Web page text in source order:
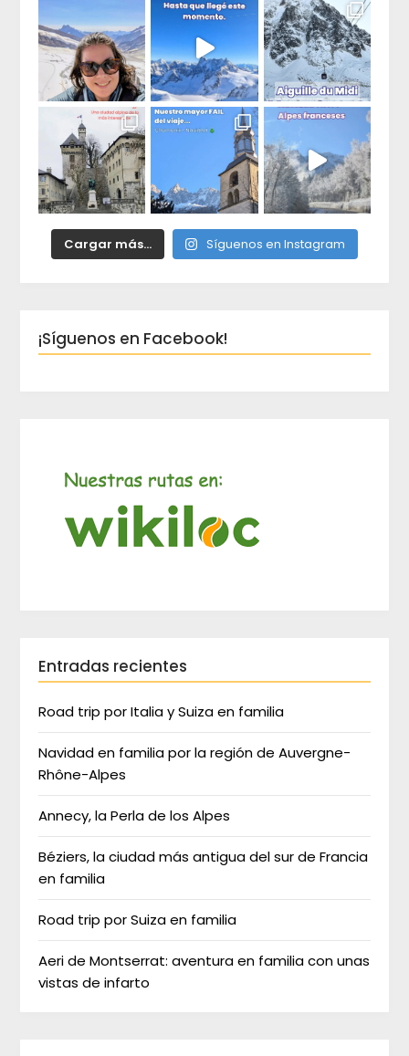
Cargar más... Síguenos en Instagram
¡Síguenos en Facebook!
Entradas recientes
Road trip por Italia y Suiza en familia
Navidad en familia por la región de Auvergne-
Rhône-Alpes
Annecy, la Perla de los Alpes
Béziers, la ciudad más antigua del sur de Francia
en familia
Road trip por Suiza en familia
Aeri de Montserrat: aventura en familia con unas
vistas de infarto